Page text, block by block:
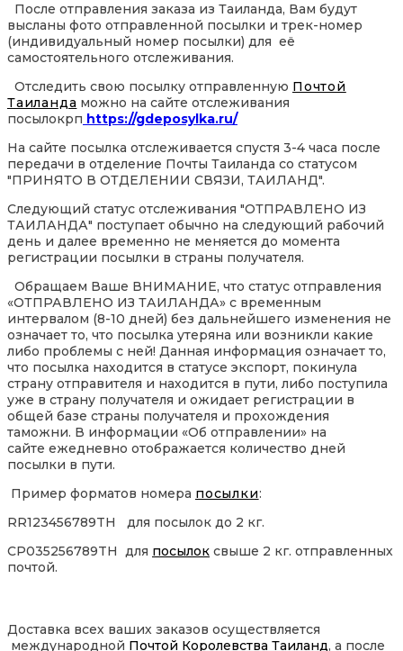
После отправления заказа из Таиланда, Вам будут
высланы фото отправленной посылки и трек-номер
(индивидуальный номер посылки) для её
самостоятельного отслеживания.
Отследить свою посылку отправленную Почтой
Таиланда можно на сайте отслеживания
посылокрп https://gdeposylka.ru/
На сайте посылка отслеживается спустя 3-4 часа после
передачи в отделение Почты Таиланда со статусом
"ПРИНЯТО В ОТДЕЛЕНИИ СВЯЗИ, ТАИЛАНД".
Следующий статус отслеживания "ОТПРАВЛЕНО ИЗ
ТАИЛАНДА" поступает обычно на следующий рабочий
день и далее временно не меняется до момента
регистрации посылки в страны получателя.
Обращаем Ваше ВНИМАНИЕ, что статус отправления
«ОТПРАВЛЕНО ИЗ ТАИЛАНДА» с временным
интервалом (8-10 дней) без дальнейшего изменения не
означает то, что посылка утеряна или возникли какие
либо проблемы с ней! Данная информация означает то,
что посылка находится в статусе экспорт, покинула
страну отправителя и находится в пути, либо поступила
уже в страну получателя и ожидает регистрации в
общей базе страны получателя и прохождения
таможни. В информации «Об отправлении» на
сайте ежедневно отображается количество дней
посылки в пути.
Пример форматов номера посылки:
RR123456789TH для посылок до 2 кг.
CP035256789TH для посылок свыше 2 кг. отправленных
почтой.
Доставка всех ваших заказов осуществляется
международной Почтой Королевства Таиланд, а после